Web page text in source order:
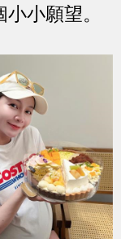
小願望。